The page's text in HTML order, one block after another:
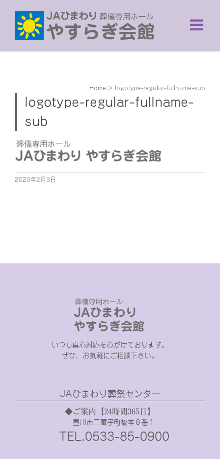
content
Home > logotype-regular-fullname-sub
logotype-regular-fullname-
sub
2020年2月3日
いつも真心対応を心がけております。
ぜひ、お気軽にご相談下さい。
JAひまわり葬祭センター
◆ご案内【24時間365日】
豊川市三蔵子町橋本８番１
TEL.0533-85-0900